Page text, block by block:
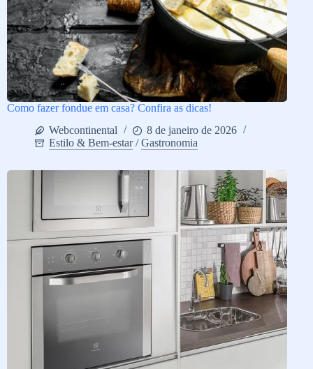
Como fazer fondue em casa? Confira as dicas!
Webcontinental
8 de janeiro de 2026
Estilo & Bem-estar/Gastronomia